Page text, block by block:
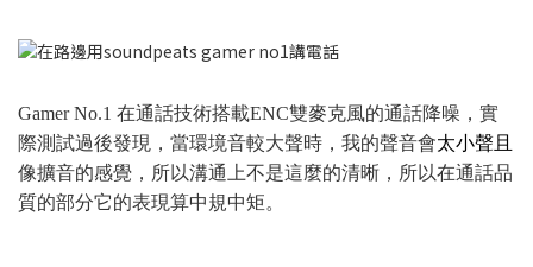
Gamer No.1 在通話技術搭載ENC雙麥克風的通話降噪，實
際測試過後發現，當環境音較大聲時，我的聲音會太小聲且
像擴音的感覺，所以溝通上不是這麼的清晰，所以在通話品
質的部分它的表現算中規中矩。